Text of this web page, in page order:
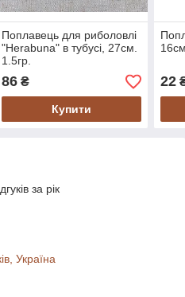
Поплавець для риболовлі
"Herabuna" в тубусі, 27см.
1.5гр.
86₴
Купити
22
за рік
Україна